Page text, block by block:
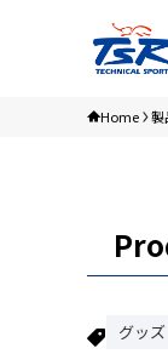
Home 製
グッズ